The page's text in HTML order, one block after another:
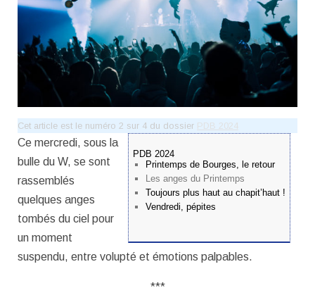
Cet article est le numéro 2 sur 4 du dossier PDB 2024
PDB 2024
Printemps de Bourges, le retour
Les anges du Printemps
Toujours plus haut au chapit’haut !
Vendredi, pépites
Ce mercredi, sous la
bulle du W, se sont
rassemblés
quelques anges
tombés du ciel pour
un moment
suspendu, entre volupté et émotions palpables.
***